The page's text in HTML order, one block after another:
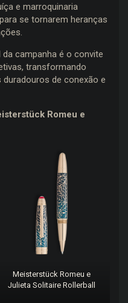
e marroquinaria
se tornarem heranças
campanha é o convite
transformando
de conexão e
Romeu e
Meisterstück Romeu e
Julieta Solitaire Rollerball